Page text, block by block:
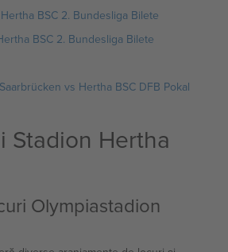
BSC 2. Bundesliga Bilete
BSC 2. Bundesliga Bilete
vs Hertha BSC DFB Pokal
Stadion Hertha
Olympiastadion